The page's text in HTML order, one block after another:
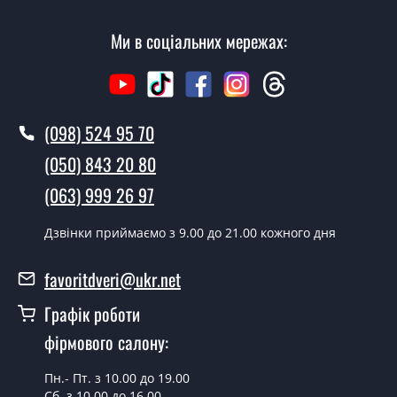
Вартість встановлення дверей Ріо - від 1600 грн.
Як швидко можете встановити двері
У той самий день протягом кількох годин, за умови
наявності їх на складі, чи наступного дня.
Чи можна на сьогодні викликати
У вас є в наявності готові двері з
Так, ми маємо великий асортимент готових дверей зі
Ми в соціальних мережах:
(098) 524 95 70
(050) 843 20 80
(063) 999 26 97
Дзвінки приймаємо з 9.00 до 21.00 кожного дня
favoritdveri@ukr.net
Графік роботи
фірмового салону:
Пн.- Пт. з 10.00 до 19.00